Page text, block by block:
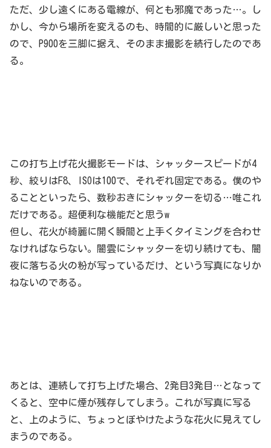
ただ、少し遠くにある電線が、何とも邪魔であった…。し
かし、今から場所を変えるのも、時間的に厳しいと思った
ので、P900を三脚に据え、そのまま撮影を続行したのであ
る。
この打ち上げ花火撮影モードは、シャッタースピードが4
秒、絞りはF8、ISOは100で、それぞれ固定である。僕のや
ることといったら、数秒おきにシャッターを切る…唯これ
だけである。超便利な機能だと思うw
但し、花火が綺麗に開く瞬間と上手くタイミングを合わせ
なければならない。闇雲にシャッターを切り続けても、闇
夜に落ちる火の粉が写っているだけ、という写真になりか
ねないのである。
あとは、連続して打ち上げた場合、2発目3発目…となって
くると、空中に煙が残存してしまう。これが写真に写る
と、上のように、ちょっとぼやけたような花火に見えてし
まうのである。